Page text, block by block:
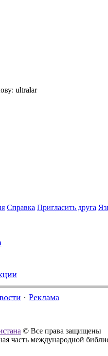
ultralar
Справка Пригласить друга
· Реклама
© Все права защищены
часть международной